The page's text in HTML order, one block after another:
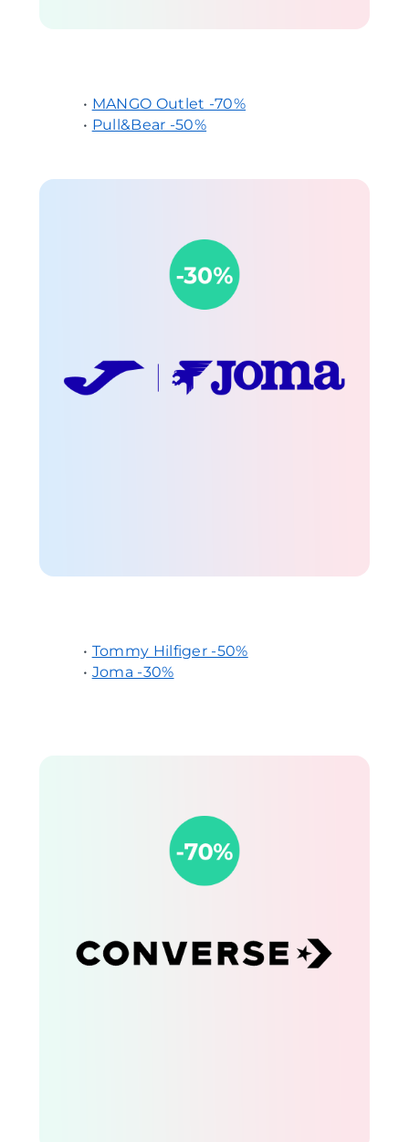
• MANGO Outlet -70%
• Pull&Bear -50%
• Tommy Hilfiger -50%
• Joma -30%